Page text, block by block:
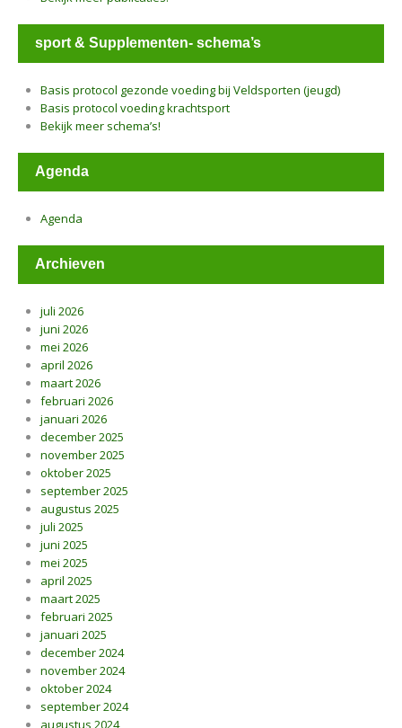
sport & Supplementen- schema’s
Basis protocol gezonde voeding bij Veldsporten (jeugd)
Basis protocol voeding krachtsport
Bekijk meer schema’s!
Agenda
Agenda
Archieven
juli 2026
juni 2026
mei 2026
april 2026
maart 2026
februari 2026
januari 2026
december 2025
november 2025
oktober 2025
september 2025
augustus 2025
juli 2025
juni 2025
mei 2025
april 2025
maart 2025
februari 2025
januari 2025
december 2024
november 2024
oktober 2024
september 2024
augustus 2024